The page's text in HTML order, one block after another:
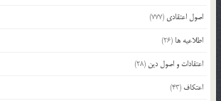
اصول اعتقادی (777)
اطلاعیه ها (26)
اعتقادات و اصول دین (28)
اعتکاف (43)